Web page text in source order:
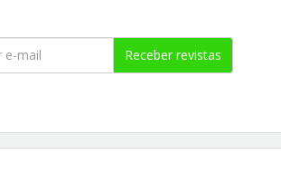
Receber revistas